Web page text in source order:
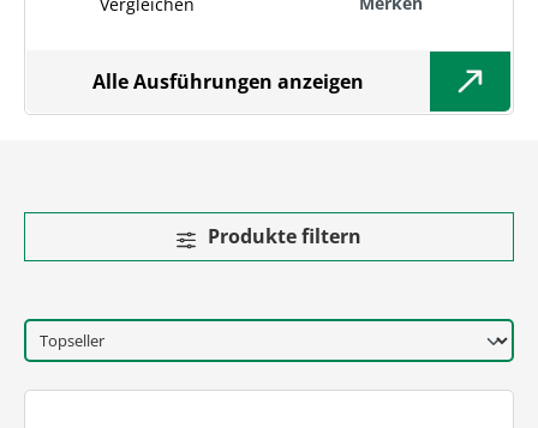
Alle Ausführungen anzeigen
Produkte filtern